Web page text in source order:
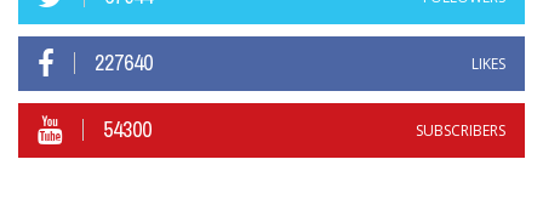
227640 LIKES
54300 SUBSCRIBERS